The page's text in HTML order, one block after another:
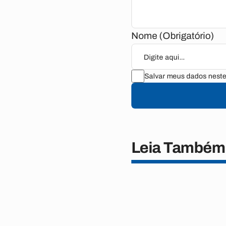
Nome (Obrigatório)
Salvar meus dados
Leia Também